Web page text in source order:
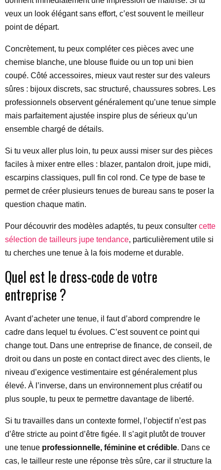
veux un look élégant sans effort, c’est souvent le meilleur
point de départ.
Concrètement, tu peux compléter ces pièces avec une
chemise blanche, une blouse fluide ou un top uni bien
coupé. Côté accessoires, mieux vaut rester sur des valeurs
sûres : bijoux discrets, sac structuré, chaussures sobres. Les
professionnels observent généralement qu’une tenue simple
mais parfaitement ajustée inspire plus de sérieux qu’un
ensemble chargé de détails.
Si tu veux aller plus loin, tu peux aussi miser sur des pièces
faciles à mixer entre elles : blazer, pantalon droit, jupe midi,
escarpins classiques, pull fin col rond. Ce type de base te
permet de créer plusieurs tenues de bureau sans te poser la
question chaque matin.
Pour découvrir des modèles adaptés, tu peux consulter cette
sélection de tailleurs jupe tendance, particulièrement utile si
tu cherches une tenue à la fois moderne et durable.
Quel est le dress-code de votre
entreprise ?
Avant d’acheter une tenue, il faut d’abord comprendre le
cadre dans lequel tu évolues. C’est souvent ce point qui
change tout. Dans une entreprise de finance, de conseil, de
droit ou dans un poste en contact direct avec des clients, le
niveau d’exigence vestimentaire est généralement plus
élevé. À l’inverse, dans un environnement plus créatif ou
plus souple, tu peux te permettre davantage de liberté.
Si tu travailles dans un contexte formel, l’objectif n’est pas
d’être stricte au point d’être figée. Il s’agit plutôt de trouver
une tenue professionnelle, féminine et crédible. Dans ce
cas, le tailleur reste une réponse très sûre, car il structure la